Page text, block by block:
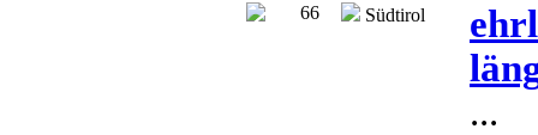
66 Südtirol
...